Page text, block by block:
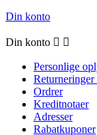
Din konto
Din konto  
Personlige
Returneringer
Ordrer
Kreditnotaer
Adresser
Rabatkuponer